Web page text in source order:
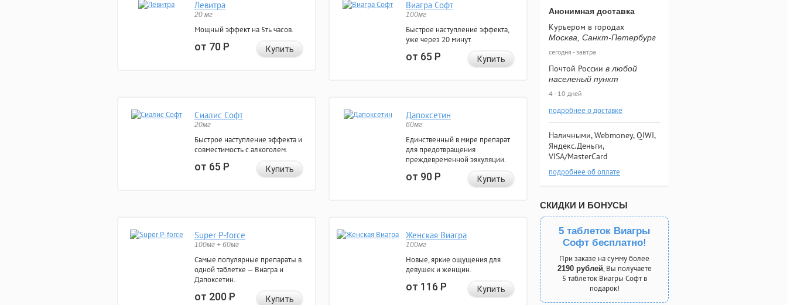
Левитра
20 мг
Мощный эффект на 5ть часов.
от 70Р Купить
Виагра Софт
100мг
Быстрое наступление эффекта,
уже через 20 минут.
от 65Р Купить
Сиалис Софт
20мг
Быстрое наступление эффекта и
совместимость с алкоголем.
от 65Р Купить
Дапоксетин
60мг
Единственный в мире препарат
для предотвращения
преждевременной эякуляции.
от 90Р Купить
Super P-force
100мг + 60мг
Самые популярные препараты в
одной таблетке — Виагра и
Дапоксетин.
от 200Р Купить
Женская Виагра
100мг
Новые, яркие ощущения для
девушек и женщин.
от 116Р Купить
Анонимная доставка
Курьером в городах
Москва, Санкт-Петербург
сегодня - завтра
Почтой России в любой
населеный пункт
4 - 10 дней
подробнее о доставке
Наличными, Webmoney, QIWI,
Яндекс.Деньги,
VISA/MasterCard
подробнее об оплате
СКИДКИ И БОНУСЫ
5 таблеток Виагры
Софт бесплатно!
При заказе на сумму более
2190 рублей, Вы получаете
5 таблеток Виагры Софт в
подарок!